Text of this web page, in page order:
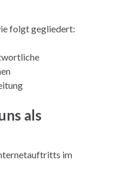
folgt gegliedert:
als
im